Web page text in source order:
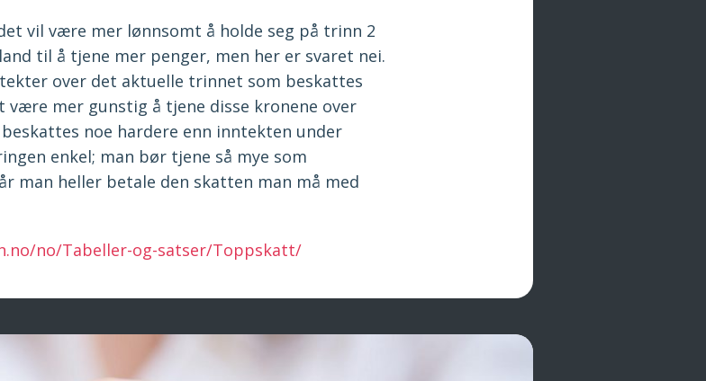
vil være mer lønnsomt å holde seg på trinn 2
til å tjene mer penger, men her er svaret nei.
over det aktuelle trinnet som beskattes
være mer gunstig å tjene disse kronene over
noe hardere enn inntekten under
enkel; man bør tjene så mye som
man heller betale den skatten man må med
no/Tabeller-og-satser/Toppskatt/